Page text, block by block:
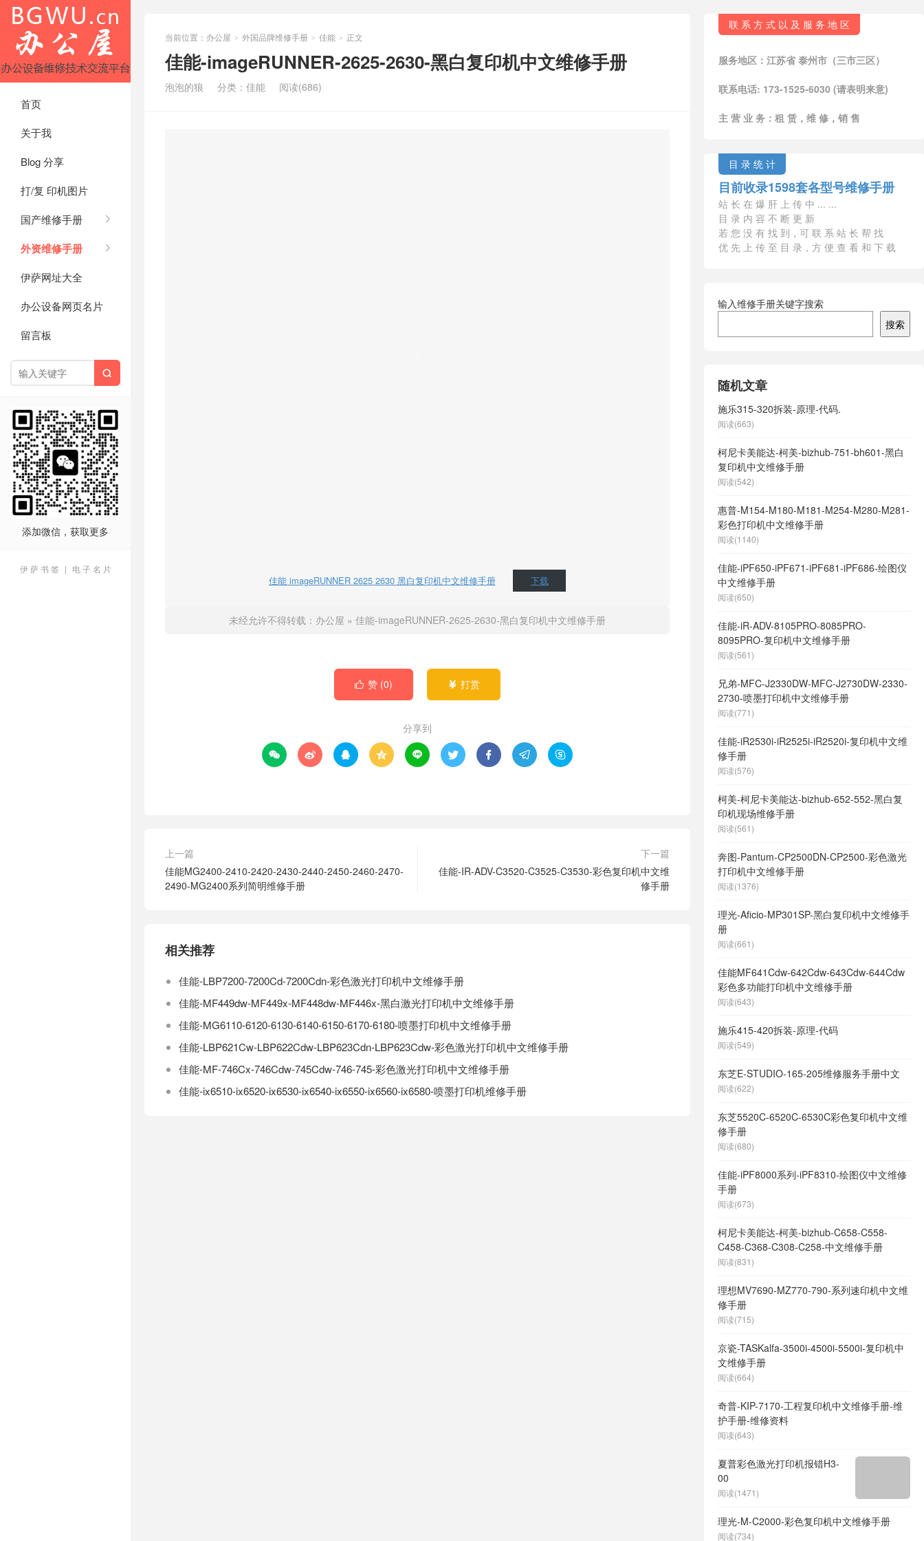
首页
关于我
Blog 分享
打/复 印机图片
国产维修手册
外资维修手册
伊萨网址大全
办公设备网页名片
留言板

添加微信，获取更多
伊 萨 书 签 | 电 子 名 片
当前位置： 办公屋 > 外国品牌维修手册 > 佳能 > 正文
佳能-imageRUNNER-2625-2630-黑白复印机中文维修手册
泡泡的狼 分类： 佳能 阅读(686)
佳能 imageRUNNER 2625 2630 黑白复印机中文维修手册 下载
未经允许不得转载： 办公屋 » 佳能-imageRUNNER-2625-2630-黑白复印机中文维修手册
 赞 (0)  打赏
分享到
        
上一篇
佳能MG2400-2410-2420-2430-2440-2450-2460-2470-
2490-MG2400系列简明维修手册
下一篇
佳能-IR-ADV-C3520-C3525-C3530-彩色复印机中文维
修手册
相关推荐
佳能-LBP7200-7200Cd-7200Cdn-彩色激光打印机中文维修手册
佳能-MF449dw-MF449x-MF448dw-MF446x-黑白激光打印机中文维修手册
佳能-MG6110-6120-6130-6140-6150-6170-6180-喷墨打印机中文维修手册
佳能-LBP621Cw-LBP622Cdw-LBP623Cdn-LBP623Cdw-彩色激光打印机中文维修手册
佳能-MF-746Cx-746Cdw-745Cdw-746-745-彩色激光打印机中文维修手册
佳能-ix6510-ix6520-ix6530-ix6540-ix6550-ix6560-ix6580-喷墨打印机维修手册
联 系 方 式 以 及 服 务 地 区
服务地区：江苏省 泰州市（三市三区）
联系电话: 173-1525-6030 (请表明来意)
主 营 业 务：租 赁，维 修，销 售
目 录 统 计
目前收录1598套各型号维修手册
站 长 在 爆 肝 上 传 中 ... ...
目 录 内 容 不 断 更 新
若 您 没 有 找 到，可 联 系 站 长 帮 找
优 先 上 传 至 目 录，方 便 查 看 和 下 载
输入维修手册关键字搜索
搜索
随机文章
施乐315-320拆装-原理-代码.
阅读(663)
柯尼卡美能达-柯美-bizhub-751-bh601-黑白
复印机中文维修手册
阅读(542)
惠普-M154-M180-M181-M254-M280-M281-
彩色打印机中文维修手册
阅读(1140)
佳能-iPF650-iPF671-iPF681-iPF686-绘图仪
中文维修手册
阅读(650)
佳能-iR-ADV-8105PRO-8085PRO-
8095PRO-复印机中文维修手册
阅读(561)
兄弟-MFC-J2330DW-MFC-J2730DW-2330-
2730-喷墨打印机中文维修手册
阅读(771)
佳能-iR2530i-iR2525i-iR2520i-复印机中文维
修手册
阅读(576)
柯美-柯尼卡美能达-bizhub-652-552-黑白复
印机现场维修手册
阅读(561)
奔图-Pantum-CP2500DN-CP2500-彩色激光
打印机中文维修手册
阅读(1376)
理光-Aficio-MP301SP-黑白复印机中文维修手
册
阅读(661)
佳能MF641Cdw-642Cdw-643Cdw-644Cdw
彩色多功能打印机中文维修手册
阅读(643)
施乐415-420拆装-原理-代码
阅读(549)
东芝E-STUDIO-165-205维修服务手册中文
阅读(622)
东芝5520C-6520C-6530C彩色复印机中文维
修手册
阅读(680)
佳能-iPF8000系列-iPF8310-绘图仪中文维修
手册
阅读(673)
柯尼卡美能达-柯美-bizhub-C658-C558-
C458-C368-C308-C258-中文维修手册
阅读(831)
理想MV7690-MZ770-790-系列速印机中文维
修手册
阅读(715)
京瓷-TASKalfa-3500i-4500i-5500i-复印机中
文维修手册
阅读(664)
奇普-KIP-7170-工程复印机中文维修手册-维
护手册-维修资料
阅读(643)
夏普彩色激光打印机报错H3-
00
阅读(1471)
理光-M-C2000-彩色复印机中文维修手册
阅读(734)